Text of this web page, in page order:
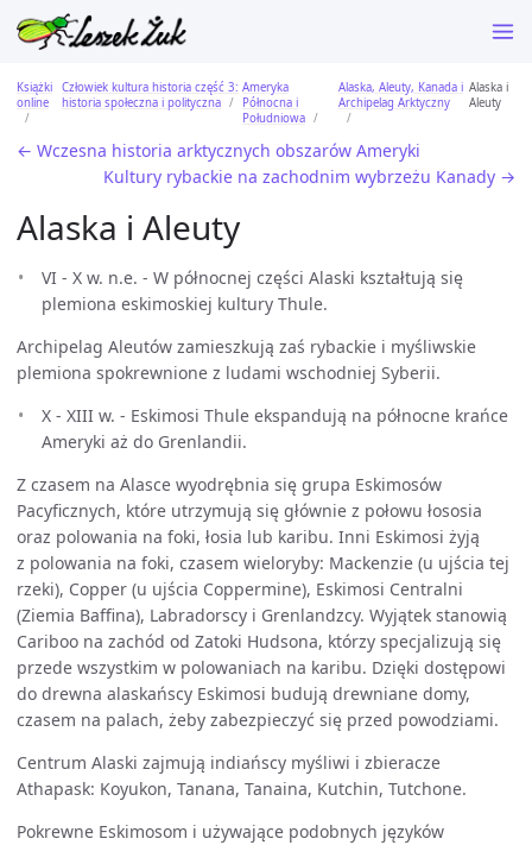
Książki
online
Człowiek kultura historia część 3:
historia społeczna i polityczna
Ameryka
Północna i
Południowa
Alaska, Aleuty, Kanada i
Archipelag Arktyczny
Alaska i
Aleuty
← Wczesna historia arktycznych obszarów Ameryki
Kultury rybackie na zachodnim wybrzeżu Kanady →
Alaska i Aleuty
VI - X w. n.e. - W północnej części Alaski kształtują się
plemiona eskimoskiej kultury Thule.
Archipelag Aleutów zamieszkują zaś rybackie i myśliwskie
plemiona spokrewnione z ludami wschodniej Syberii.
X - XIII w. - Eskimosi Thule ekspandują na północne krańce
Ameryki aż do Grenlandii.
Z czasem na Alasce wyodrębnia się grupa Eskimosów
Pacyficznych, które utrzymują się głównie z połowu łososia
oraz polowania na foki, łosia lub karibu. Inni Eskimosi żyją
z polowania na foki, czasem wieloryby: Mackenzie (u ujścia tej
rzeki), Copper (u ujścia Coppermine), Eskimosi Centralni
(Ziemia Baffina), Labradorscy i Grenlandzcy. Wyjątek stanowią
Cariboo na zachód od Zatoki Hudsona, którzy specjalizują się
przede wszystkim w polowaniach na karibu. Dzięki dostępowi
do drewna alaskańscy Eskimosi budują drewniane domy,
czasem na palach, żeby zabezpieczyć się przed powodziami.
Centrum Alaski zajmują indiańscy myśliwi i zbieracze
Athapask: Koyukon, Tanana, Tanaina, Kutchin, Tutchone.
Pokrewne Eskimosom i używające podobnych języków